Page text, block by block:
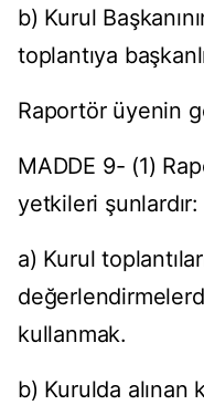
b) Kurul
toplantıya
Raportör üyenin
MADDE 9- (1)
yetkileri şunlardır:
a) Kurul
kullanmak.
b) Kurulda alınan